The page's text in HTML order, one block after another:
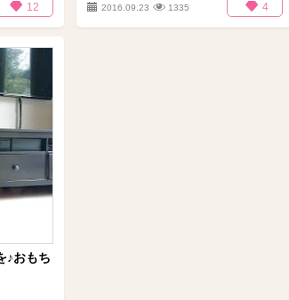
12 2016.09.23 1335 4
♪おもち